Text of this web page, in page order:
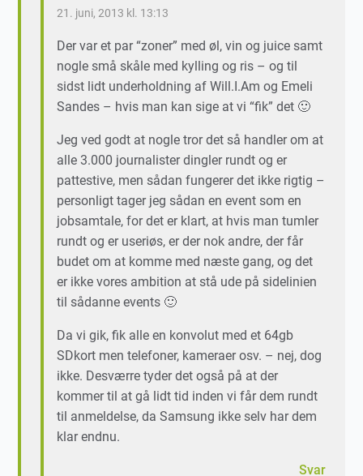
21. juni, 2013 kl. 13:13
Der var et par “zoner” med øl, vin og juice samt
nogle små skåle med kylling og ris – og til
sidst lidt underholdning af Will.I.Am og Emeli
Sandes – hvis man kan sige at vi “fik” det 🙂
Jeg ved godt at nogle tror det så handler om at
alle 3.000 journalister dingler rundt og er
pattestive, men sådan fungerer det ikke rigtig –
personligt tager jeg sådan en event som en
jobsamtale, for det er klart, at hvis man tumler
rundt og er useriøs, er der nok andre, der får
budet om at komme med næste gang, og det
er ikke vores ambition at stå ude på sidelinien
til sådanne events 🙂
Da vi gik, fik alle en konvolut med et 64gb
SDkort men telefoner, kameraer osv. – nej, dog
ikke. Desværre tyder det også på at der
kommer til at gå lidt tid inden vi får dem rundt
til anmeldelse, da Samsung ikke selv har dem
klar endnu.
Svar